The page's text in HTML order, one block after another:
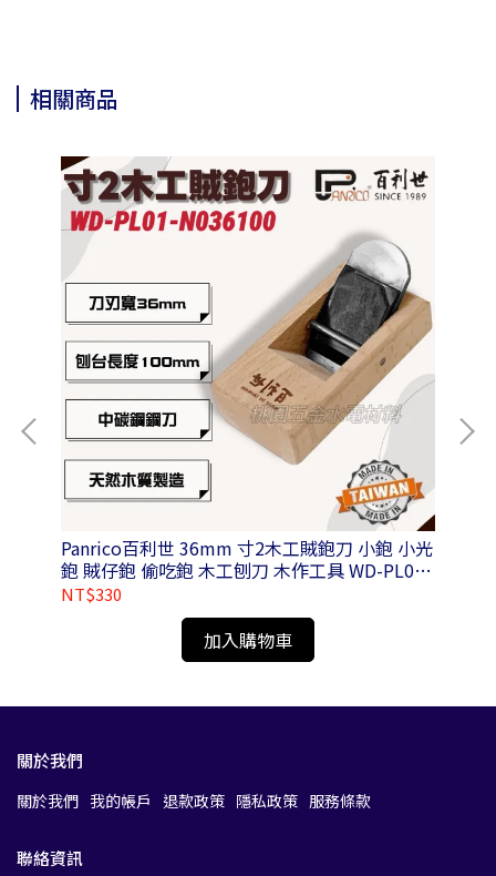
相關商品
Panrico百利世 36mm 寸2木工賊鉋刀 小鉋 小光
鉋 賊仔鉋 偷吃鉋 木工刨刀 木作工具 WD-PL01-
N036100
NT$330
加入購物車
關於我們
關於我們 我的帳戶 退款政策 隱私政策 服務條款
聯絡資訊